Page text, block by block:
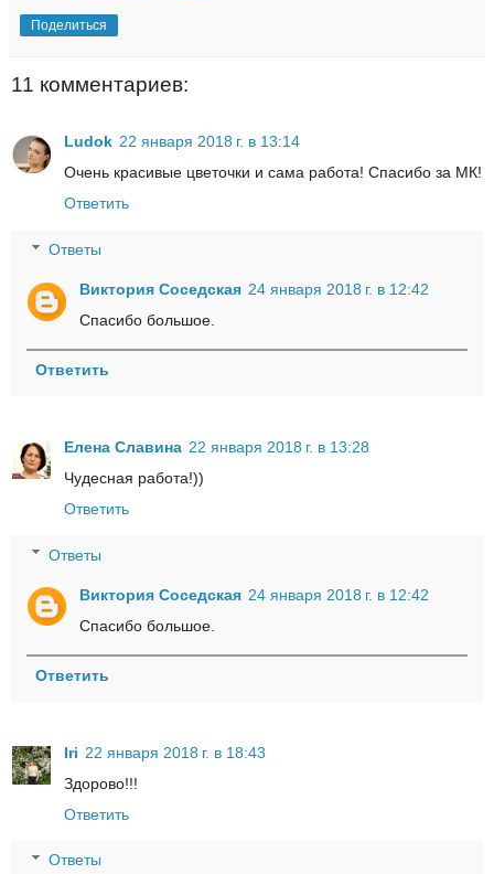
Поделиться
11 комментариев:
Ludok 22 января 2018 г. в 13:14
Очень красивые цветочки и сама работа! Спасибо за МК!
Ответить
Ответы
Виктория Соседская 24 января 2018 г. в 12:42
Спасибо большое.
Ответить
Елена Славина 22 января 2018 г. в 13:28
Чудесная работа!))
Ответить
Ответы
Виктория Соседская 24 января 2018 г. в 12:42
Спасибо большое.
Ответить
Iri 22 января 2018 г. в 18:43
Здорово!!!
Ответить
Ответы